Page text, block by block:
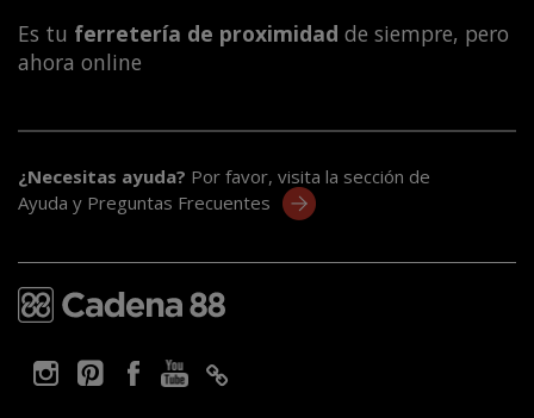
Es tu ferretería de proximidad de siempre, pero
ahora online
¿Necesitas ayuda? Por favor, visita la sección de
Ayuda y Preguntas Frecuentes